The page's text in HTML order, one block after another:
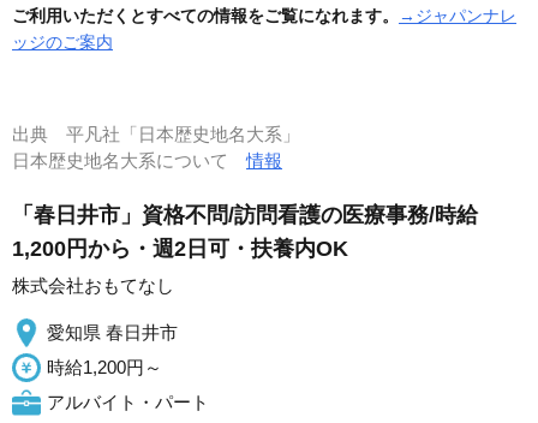
ご利用いただくとすべての情報をご覧になれます。
→ジャパンナレ
ッジのご案内
出典 平凡社「日本歴史地名大系」
日本歴史地名大系について情報
「春日井市」資格不問/訪問看護の医療事務/時給
1,200円から・週2日可・扶養内OK
株式会社おもてなし
愛知県 春日井市
時給1,200円～
アルバイト・パート